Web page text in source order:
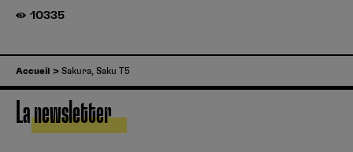
10335
Accueil Sakura, Saku T5
La newsletter